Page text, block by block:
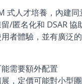
式人才培養，內建
/匿名化和 DSAR 協
者體驗，並有廣泛
需要額外配置
，定價可能對小型